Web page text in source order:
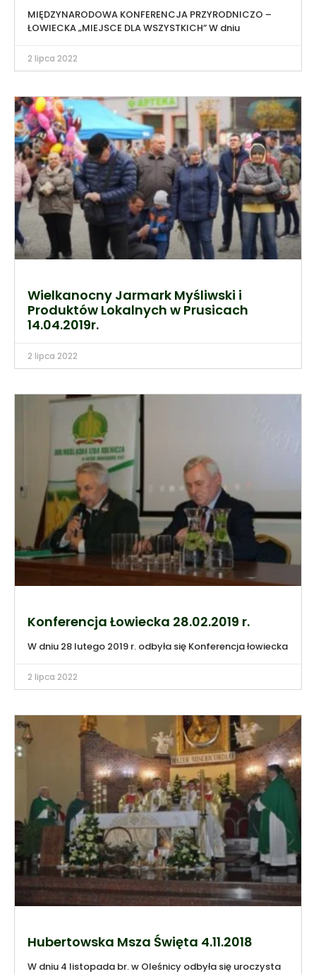
MIĘDZYNARODOWA KONFERENCJA PRZYRODNICZO –
ŁOWIECKA „MIEJSCE DLA WSZYSTKICH” W dniu
2 lipca 2022
Wielkanocny Jarmark Myśliwski i
Produktów Lokalnych w Prusicach
14.04.2019r.
2 lipca 2022
Konferencja Łowiecka 28.02.2019 r.
W dniu 28 lutego 2019 r. odbyła się Konferencja łowiecka
2 lipca 2022
Hubertowska Msza Święta 4.11.2018
W dniu 4 listopada br. w Oleśnicy odbyła się uroczysta